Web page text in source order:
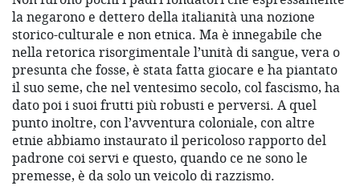
la negarono e dettero della italianità una nozione
storico-culturale e non etnica. Ma è innegabile che
nella retorica risorgimentale l’unità di sangue, vera o
presunta che fosse, è stata fatta giocare e ha piantato
il suo seme, che nel ventesimo secolo, col fascismo, ha
dato poi i suoi frutti più robusti e perversi. A quel
punto inoltre, con l’avventura coloniale, con altre
etnie abbiamo instaurato il pericoloso rapporto del
padrone coi servi e questo, quando ce ne sono le
premesse, è da solo un veicolo di razzismo.